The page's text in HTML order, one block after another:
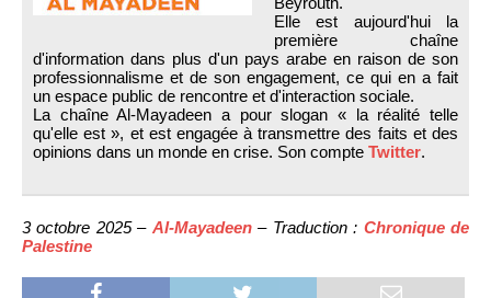
Elle est aujourd'hui la
première chaîne
d'information dans plus d'un pays arabe en raison de son
professionnalisme et de son engagement, ce qui en a fait
un espace public de rencontre et d'interaction sociale.
La chaîne Al-Mayadeen a pour slogan « la réalité telle
qu'elle est », et est engagée à transmettre des faits et des
opinions dans un monde en crise. Son compte Twitter.
3 octobre 2025 – Al-Mayadeen– Traduction : Chronique de
Palestine